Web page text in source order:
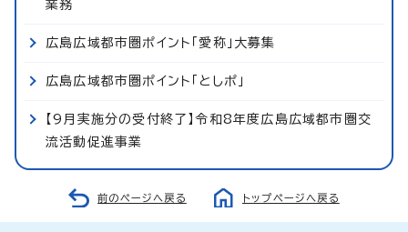
業務
広島広域都市圏ポイント「愛称」大募集
広島広域都市圏ポイント「としポ」
【9月実施分の受付終了】令和8年度広島広域都市圏交
流活動促進事業
前のページへ戻る トップページへ戻る